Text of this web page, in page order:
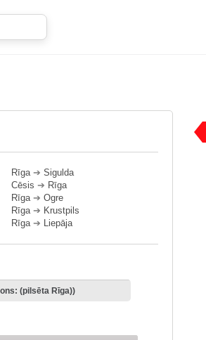
Rīga➔ Sigulda
Cēsis ➔ Rīga
Rīga➔ Ogre
Rīga➔ Krustpils
Rīga➔ Liepāja